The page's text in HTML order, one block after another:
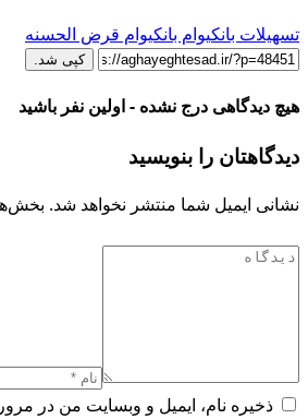
تسهیلات بانکیوام بانکیوام قرض الحسنه
کپی شد.
هیچ دیدگاهی درج نشده - اولین نفر باشید
دیدگاهتان را بنویسید
نشانی ایمیل شما منتشر نخواهد شد.
ذخیره نام، ایمیل و وبسایت من در